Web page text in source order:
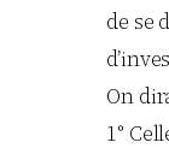
de se
On
1°